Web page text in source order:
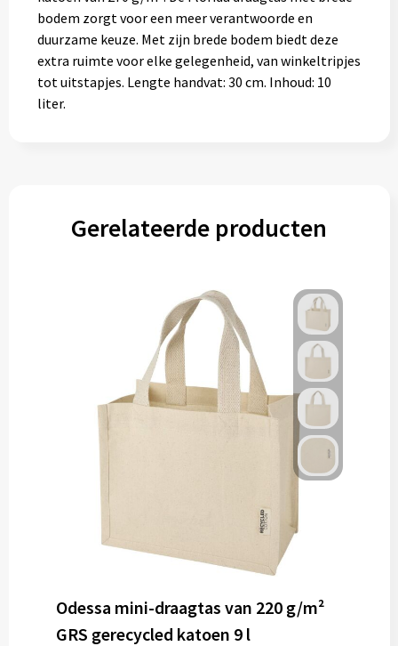
bodem zorgt voor een meer verantwoorde en
duurzame keuze. Met zijn brede bodem biedt deze
extra ruimte voor elke gelegenheid, van winkeltripjes
tot uitstapjes. Lengte handvat: 30 cm. Inhoud: 10
liter.
Gerelateerde producten
Odessa mini-draagtas van 220 g/m²
GRS gerecycled katoen 9 l